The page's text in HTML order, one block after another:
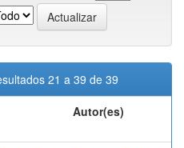
21 a 39 de 39
Autor(es)